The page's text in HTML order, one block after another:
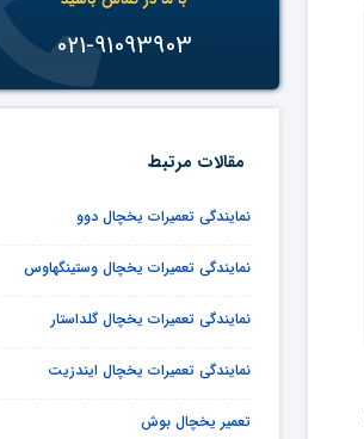
021-91093903
مقالات مرتبط
نمایندگی تعمیرات یخچال دوو
نمایندگی تعمیرات یخچال وستینگهاوس
نمایندگی تعمیرات یخچال گلداستار
نمایندگی تعمیرات یخچال ایندزیت
تعمیر یخچال بوش